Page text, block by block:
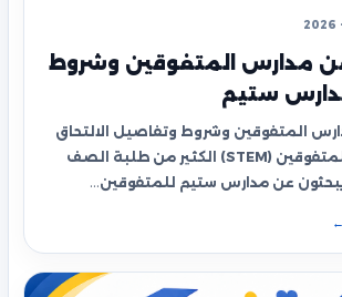
مدارس المتفوقين وشروط
ستيم
المتفوقين وشروط وتفاصيل الالتحاق
بمدارس ستيم للمتفوقين (STEM) الكثير من طلبة الصف
يبحثون عن مدارس ستيم للمتفوقين…
←